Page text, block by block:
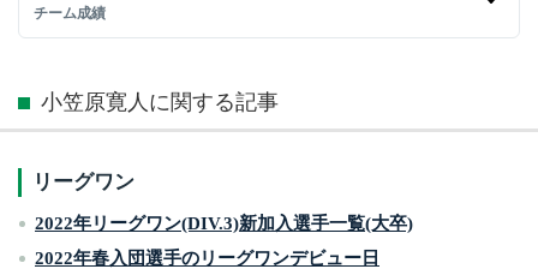
チーム成績
小笠原寛人に関する記事
リーグワン
2022年リーグワン(DIV.3)新加入選手一覧(大卒)
2022年春入団選手のリーグワンデビュー日